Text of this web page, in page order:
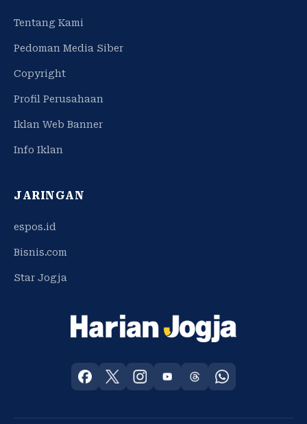
Tentang Kami
Pedoman Media Siber
Copyright
Profil Perusahaan
Iklan Web Banner
Info Iklan
JARINGAN
espos.id
Bisnis.com
Star Jogja